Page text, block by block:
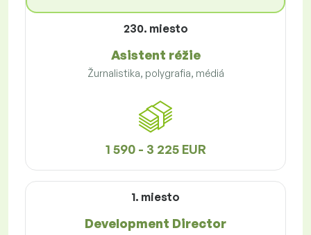
230. miesto
Asistent réžie
Žurnalistika, polygrafia, médiá
1 590 - 3 225 EUR
1. miesto
Development Director